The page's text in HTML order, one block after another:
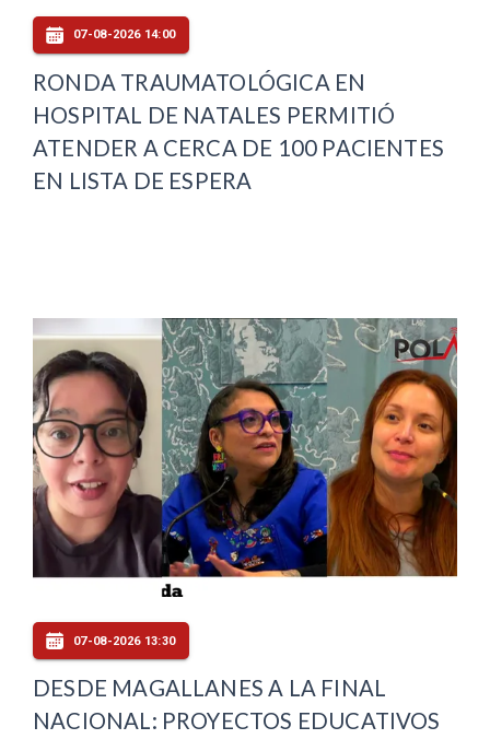
07-08-2026 14:00
RONDA TRAUMATOLÓGICA EN
HOSPITAL DE NATALES PERMITIÓ
ATENDER A CERCA DE 100 PACIENTES
EN LISTA DE ESPERA
07-08-2026 13:30
DESDE MAGALLANES A LA FINAL
NACIONAL: PROYECTOS EDUCATIVOS